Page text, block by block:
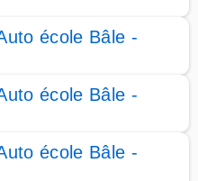
école Bâle -
école Bâle -
école Bâle -